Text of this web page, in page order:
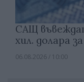
САЩ
хил. долара
06.08.2026 / 10:00